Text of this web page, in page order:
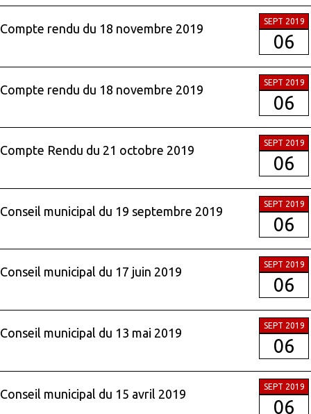
Compte rendu du 18 novembre 2019
SEPT 2019
06
Compte rendu du 18 novembre 2019
SEPT 2019
06
Compte Rendu du 21 octobre 2019
SEPT 2019
06
Conseil municipal du 19 septembre 2019
SEPT 2019
06
Conseil municipal du 17 juin 2019
SEPT 2019
06
Conseil municipal du 13 mai 2019
SEPT 2019
06
Conseil municipal du 15 avril 2019
SEPT 2019
06